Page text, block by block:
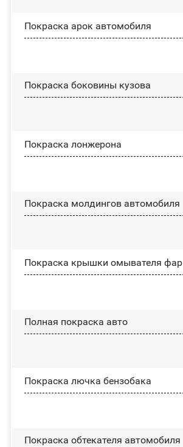
Покраска арок автомобиля
Покраска боковины кузова
Покраска лонжерона
Покраска молдингов автомобиля
Покраска крышки омывателя фар
Полная покраска авто
Покраска лючка бензобака
Покраска обтекателя автомобиля